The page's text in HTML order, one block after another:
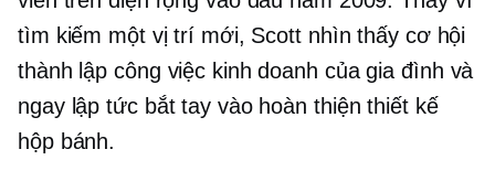
tìm kiếm một vị trí mới, Scott nhìn thấy cơ hội
thành lập công việc kinh doanh của gia đình và
ngay lập tức bắt tay vào hoàn thiện thiết kế
hộp bánh.